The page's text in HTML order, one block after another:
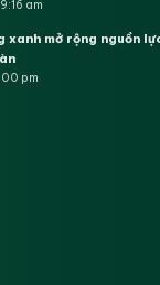
am
xanh mở rộng nguồn
pm